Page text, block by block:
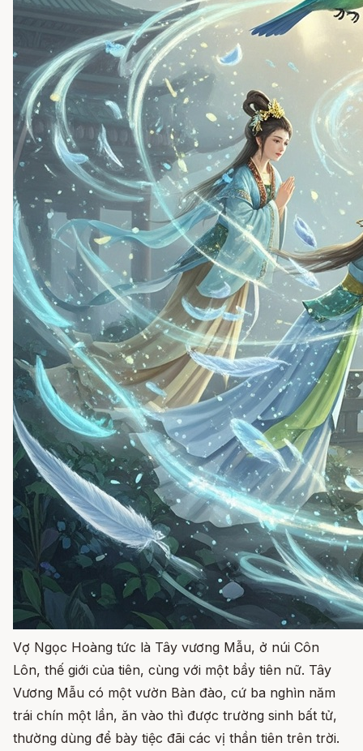
Vợ Ngọc Hoàng tức là Tây vương Mẫu, ở núi Côn
Lôn, thế giới của tiên, cùng với một bầy tiên nữ. Tây
Vương Mẫu có một vườn Bàn đào, cứ ba nghìn năm
trái chín một lần, ăn vào thì được trường sinh bất tử,
thường dùng để bày tiệc đãi các vị thần tiên trên trời.